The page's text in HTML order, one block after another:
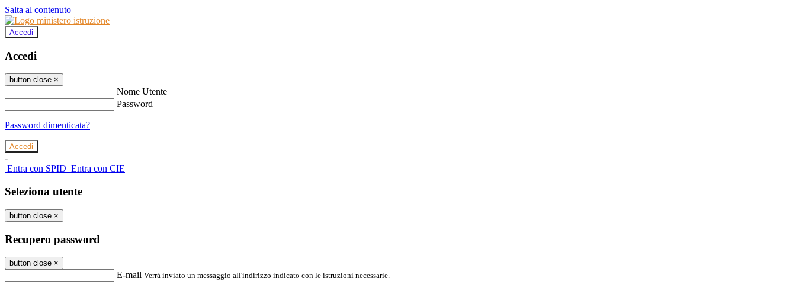
Salta al contenuto
Accedi
Accedi
button close ×
Nome Utente
Password
Password dimenticata?
-
Entra con SPID Entra con CIE
Seleziona utente
button close ×
Recupero password
button close ×
E-mail Verrà inviato un messaggio all'indirizzo indicato con le istruzioni necessarie.